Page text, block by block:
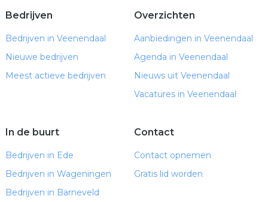
Bedrijven
Bedrijven in Veenendaal
Nieuwe bedrijven
Meest actieve bedrijven
Overzichten
Aanbiedingen in Veenendaal
Agenda in Veenendaal
Nieuws uit Veenendaal
Vacatures in Veenendaal
In de buurt
Bedrijven in Ede
Bedrijven in Wageningen
Bedrijven in Barneveld
Contact
Contact opnemen
Gratis lid worden